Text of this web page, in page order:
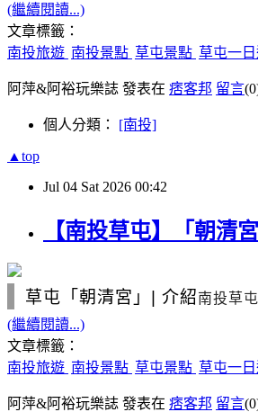
(繼續閱讀...)
文章標籤：
南投旅遊 南投景點 草屯景點 草屯一
阿萍&阿裕玩樂誌 發表在 痞客邦 留言
個人分類： [南投]
▲top
Jul 04 Sat 2026 00:42
【南投草屯】「朝清
草屯「朝清宮」 | 介紹南投草
(繼續閱讀...)
文章標籤：
南投旅遊 南投景點 草屯景點 草屯一
阿萍&阿裕玩樂誌 發表在 痞客邦 留言